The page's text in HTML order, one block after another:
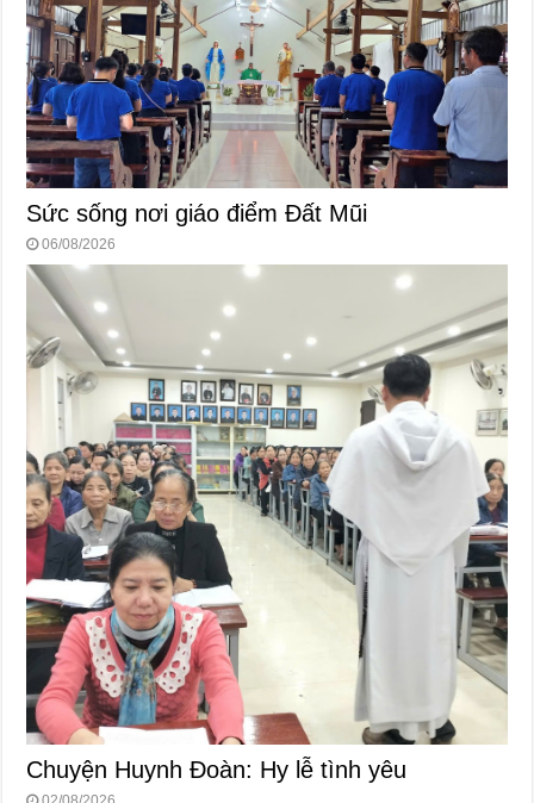
Sức sống nơi giáo điểm Đất Mũi
06/08/2026
Chuyện Huynh Đoàn: Hy lễ tình yêu